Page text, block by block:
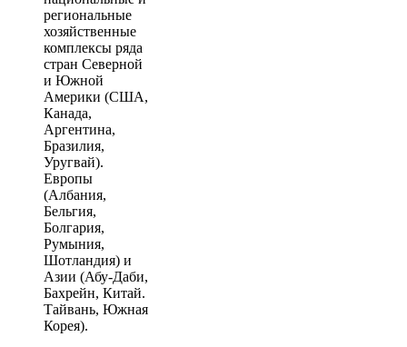
региональные
хозяйственные
комплексы ряда
стран Северной
и Южной
Америки (США,
Канада,
Аргентина,
Бразилия,
Уругвай).
Европы
(Албания,
Бельгия,
Болгария,
Румыния,
Шотландия) и
Азии (Абу-Даби,
Бахрейн, Китай.
Тайвань, Южная
Корея).